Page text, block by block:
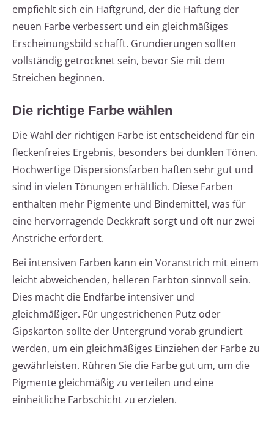
empfiehlt sich ein Haftgrund, der die Haftung der
neuen Farbe verbessert und ein gleichmäßiges
Erscheinungsbild schafft. Grundierungen sollten
vollständig getrocknet sein, bevor Sie mit dem
Streichen beginnen.
Die richtige Farbe wählen
Die Wahl der richtigen Farbe ist entscheidend für ein
fleckenfreies Ergebnis, besonders bei dunklen Tönen.
Hochwertige Dispersionsfarben haften sehr gut und
sind in vielen Tönungen erhältlich. Diese Farben
enthalten mehr Pigmente und Bindemittel, was für
eine hervorragende Deckkraft sorgt und oft nur zwei
Anstriche erfordert.
Bei intensiven Farben kann ein Voranstrich mit einem
leicht abweichenden, helleren Farbton sinnvoll sein.
Dies macht die Endfarbe intensiver und
gleichmäßiger. Für ungestrichenen Putz oder
Gipskarton sollte der Untergrund vorab grundiert
werden, um ein gleichmäßiges Einziehen der Farbe zu
gewährleisten. Rühren Sie die Farbe gut um, um die
Pigmente gleichmäßig zu verteilen und eine
einheitliche Farbschicht zu erzielen.